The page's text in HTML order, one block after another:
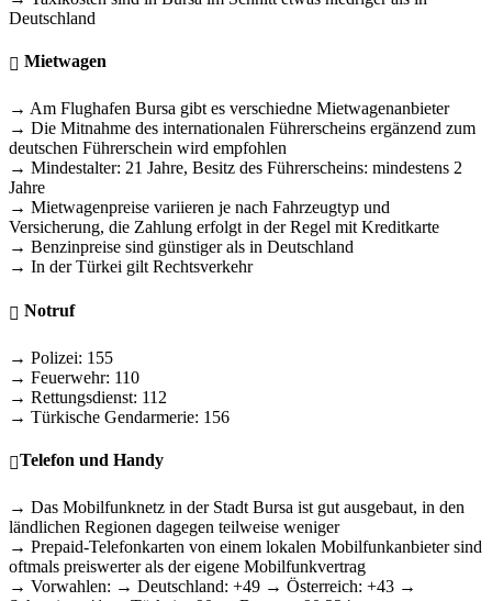
Deutschland
Mietwagen
→ Am Flughafen Bursa gibt es verschiedne Mietwagenanbieter
→ Die Mitnahme des internationalen Führerscheins ergänzend zum
deutschen Führerschein wird empfohlen
→ Mindestalter: 21 Jahre, Besitz des Führerscheins: mindestens 2
Jahre
→ Mietwagenpreise variieren je nach Fahrzeugtyp und
Versicherung, die Zahlung erfolgt in der Regel mit Kreditkarte
→ Benzinpreise sind günstiger als in Deutschland
→ In der Türkei gilt Rechtsverkehr
Notruf
→ Polizei: 155
→ Feuerwehr: 110
→ Rettungsdienst: 112
→ Türkische Gendarmerie: 156
Telefon und Handy
→ Das Mobilfunknetz in der Stadt Bursa ist gut ausgebaut, in den
ländlichen Regionen dagegen teilweise weniger
→ Prepaid-Telefonkarten von einem lokalen Mobilfunkanbieter sind
oftmals preiswerter als der eigene Mobilfunkvertrag
→ Vorwahlen: → Deutschland: +49 → Österreich: +43 →